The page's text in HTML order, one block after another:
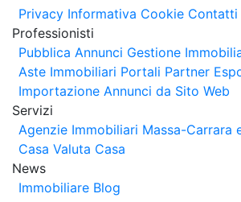
Privacy Informativa Cookie Contatti
Professionisti
Pubblica Annunci Gestione
Aste Immobiliari Portali Partner
Importazione Annunci da Sito Web
Servizi
Agenzie Immobiliari Massa-Carrara
Casa Valuta Casa
News
Immobiliare Blog